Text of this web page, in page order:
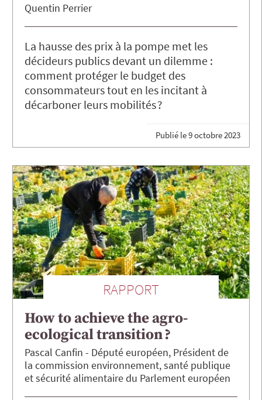
Quentin Perrier
La hausse des prix à la pompe met les
décideurs publics devant un dilemme :
comment protéger le budget des
consommateurs tout en les incitant à
décarboner leurs mobilités ?
Publié le9 octobre 2023
RAPPORT
How to achieve the agro-
ecological transition ?
Pascal Canfin
Député européen, Président de
la commission environnement, santé publique
et sécurité alimentaire du Parlement européen